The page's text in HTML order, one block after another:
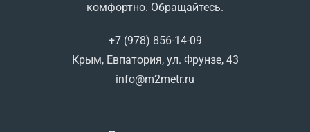
комфортно. Обращайтесь.
+7 (978) 856-14-09
Крым, Евпатория, ул. Фрунзе, 43
info@m2metr.ru